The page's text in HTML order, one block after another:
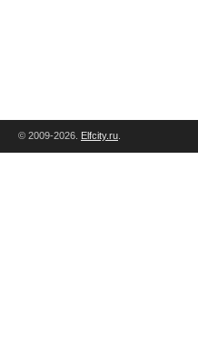
© 2009-2026. Elfcity.ru